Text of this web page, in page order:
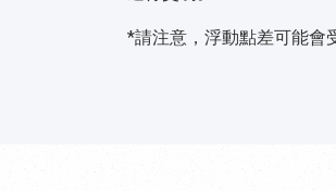
*請注意，浮動點差可能會